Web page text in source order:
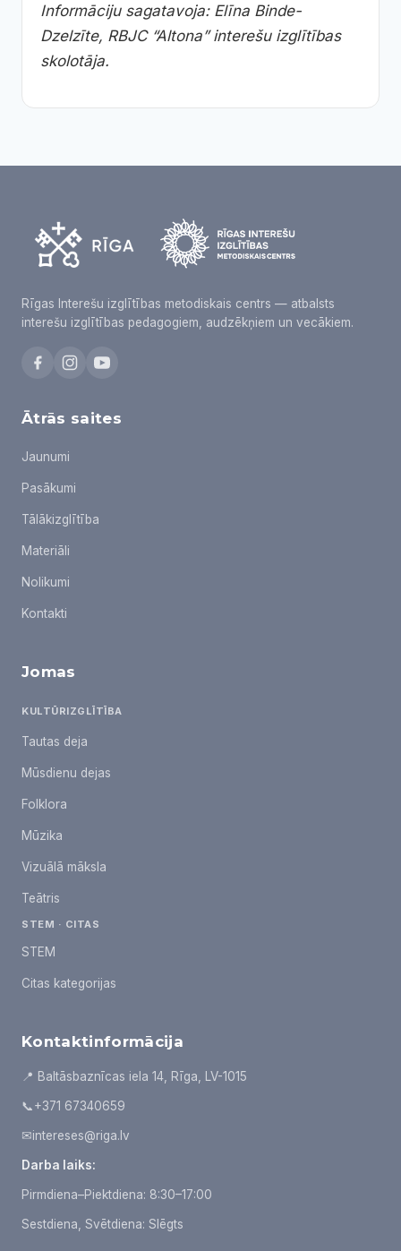
Informāciju sagatavoja: Elīna Binde-
Dzelzīte, RBJC “Altona” interešu izglītības
skolotāja.
Rīgas Interešu izglītības metodiskais centrs — atbalsts
interešu izglītības pedagogiem, audzēkņiem un vecākiem.
Ātrās saites
Jaunumi
Pasākumi
Tālākizglītība
Materiāli
Nolikumi
Kontakti
Jomas
KULTŪRIZGLĪTĪBA
Tautas deja
Mūsdienu dejas
Folklora
Mūzika
Vizuālā māksla
Teātris
STEM · CITAS
STEM
Citas kategorijas
Kontaktinformācija
📍 Baltāsbaznīcas iela 14, Rīga, LV-1015
📞+371 67340659
✉intereses@riga.lv
Darba laiks:
Pirmdiena–Piektdiena: 8:30–17:00
Sestdiena, Svētdiena: Slēgts